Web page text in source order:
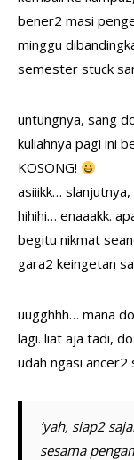
bener2 masi
minggu
semester stuck
untungnya, sang
kuliahnya pagi ini
KOSONG!
asiiikk…
hihihi… enaaakk.
begitu nikmat
gara2 keingetan
uugghhh… mana
lagi. liat aja tadi,
udah ngasi ancer2
‘yah, siap2
sesama